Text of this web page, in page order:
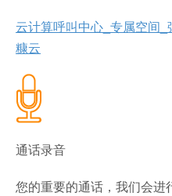
云计算呼叫中心_专属空间
糠云
通话录音
您的重要的通话，我们会